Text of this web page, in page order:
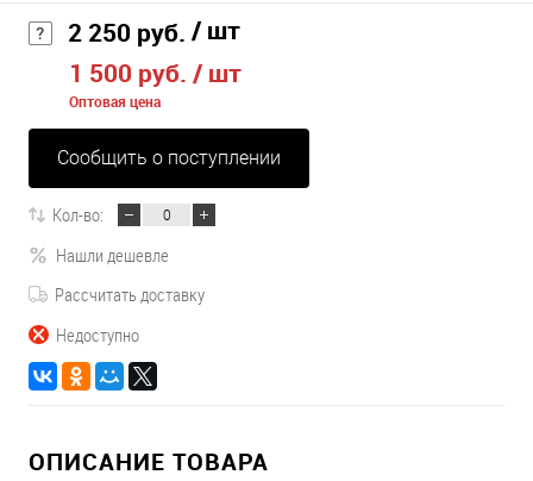
2 250 руб. / шт
1 500 руб. / шт
Оптовая цена
Сообщить о поступлении
Кол-во:
Нашли дешевле
Рассчитать доставку
Недоступно
ОПИСАНИЕ ТОВАРА